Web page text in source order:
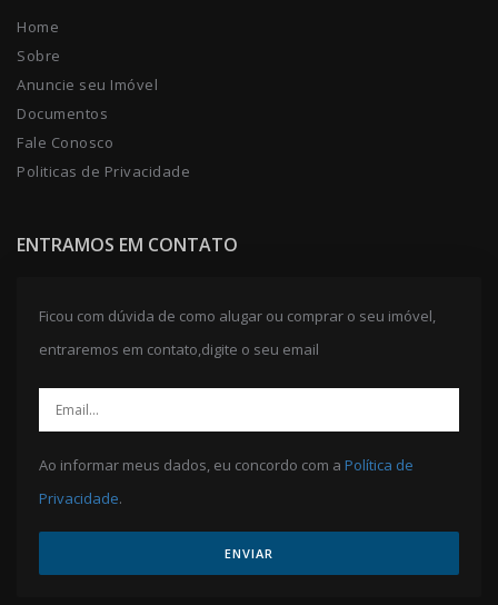
Home
Sobre
Anuncie seu Imóvel
Documentos
Fale Conosco
Politicas de Privacidade
ENTRAMOS EM CONTATO
Ficou com dúvida de como alugar ou comprar o seu imóvel,
entraremos em contato,digite o seu email
Ao informar meus dados, eu concordo com a Política de
Privacidade.
ENVIAR